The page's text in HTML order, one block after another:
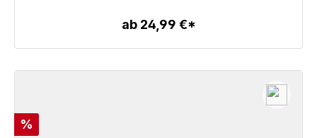
Zum Artikel
ab 24,99 €*
Rabatt
%